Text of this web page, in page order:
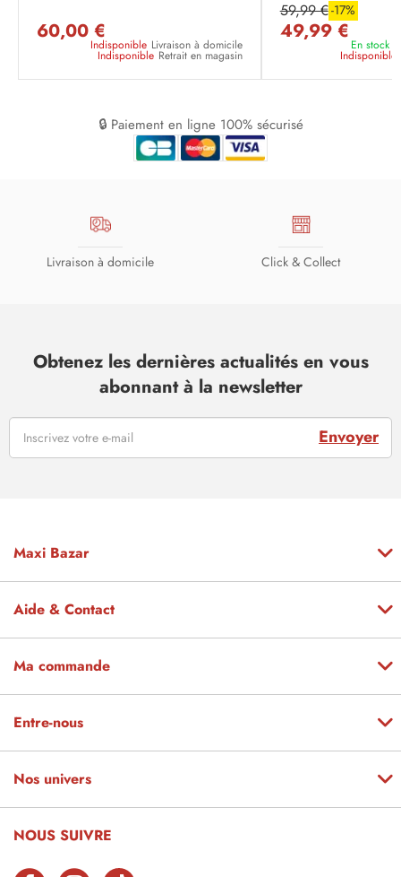
60,00 €
Indisponible Livraison à domicile
Indisponible Retrait en magasin
59,99 €-17%
49,99 €
En stock
Indisponible
🔒 Paiement en ligne 100% sécurisé
Livraison à domicile Click & Collect
Obtenez les dernières actualités en vous
abonnant à la newsletter
Envoyer
Maxi Bazar
Aide & Contact
Ma commande
Entre-nous
Nos univers
NOUS SUIVRE